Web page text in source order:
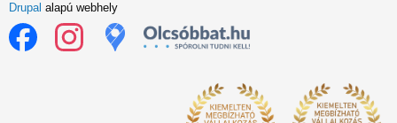
Drupal alapú webhely